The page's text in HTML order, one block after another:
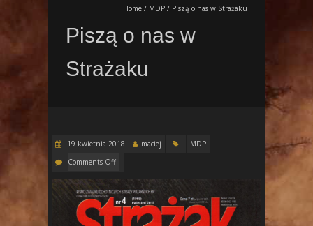
Home / MDP / Piszą o nas w Strażaku
Piszą o nas w
Strażaku
19 kwietnia 2018 maciej
MDP
Comments Off